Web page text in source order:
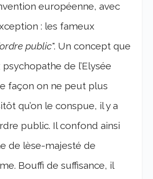
européenne, avec
: les fameux
public". Un concept que
psychopathe de l’Elysée
façon on ne peut plus
qu’on le conspue, il y a
public. Il confond ainsi
de lèse-majesté de
Bouffi de suffisance, il